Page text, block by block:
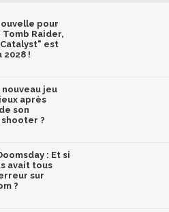
pour
Tomb Raider,
est
2028 !
nouveau jeu
après
son
?
: Et si
avait tous
sur
?